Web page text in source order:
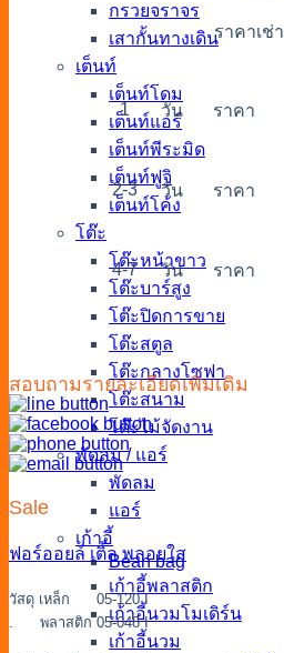
กรวยจราจร
เสากั้นทางเดิน
เต็นท์
เต็นท์โดม
เต็นท์แอร์
เต็นท์พีระมิด
เต็นท์ฟูจิ
เต็นท์โค้ง
โต๊ะ
โต๊ะหน้าขาว
โต๊ะบาร์สูง
โต๊ะปิดการขาย
โต๊ะสตูล
โต๊ะกลางโซฟา
โต๊ะสนาม
โต๊ะไม้จัดงาน
พัดลม / แอร์
พัดลม
แอร์
เก้าอี้
Bean bag
เก้าอี้พลาสติก
เก้าอี้นวมโมเดิร์น
เก้าอี้นวม
ราคาเช่า
1 วัน ราคา
2-3 วัน ราคา
4-7 วัน ราคา
สอบถามรายละเอียดเพิ่มเติม
Sale
ฟอร์ออยล์ เติ้ล พลอยใส
วัสดุ เหล็ก 05-120 I
. พลาสติก 05-048 I